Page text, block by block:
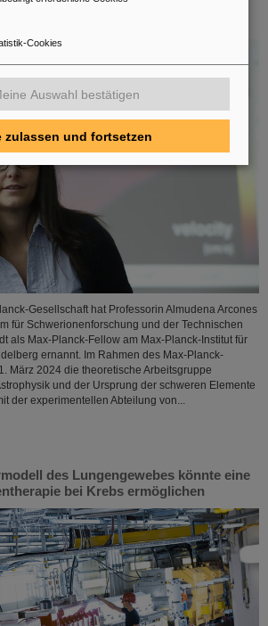
für Kernphysik in Heidelberg
Gesellschaft hat Professorin Almudena Arcones
für Schwerionenforschung und der Technischen
als Max-Planck-Fellow am Max-Planck-Institut für
ernannt. Im Rahmen des Max-Planck-
März 2024 die theoretische Arbeitsgruppe
und der Ursprung der schweren Elemente
der experimentellen Abteilung von...
des Lungengewebes könnte eine
bei Krebs ermöglichen
Cookies
Auswahl bestätigen
zulassen und fortsetzen